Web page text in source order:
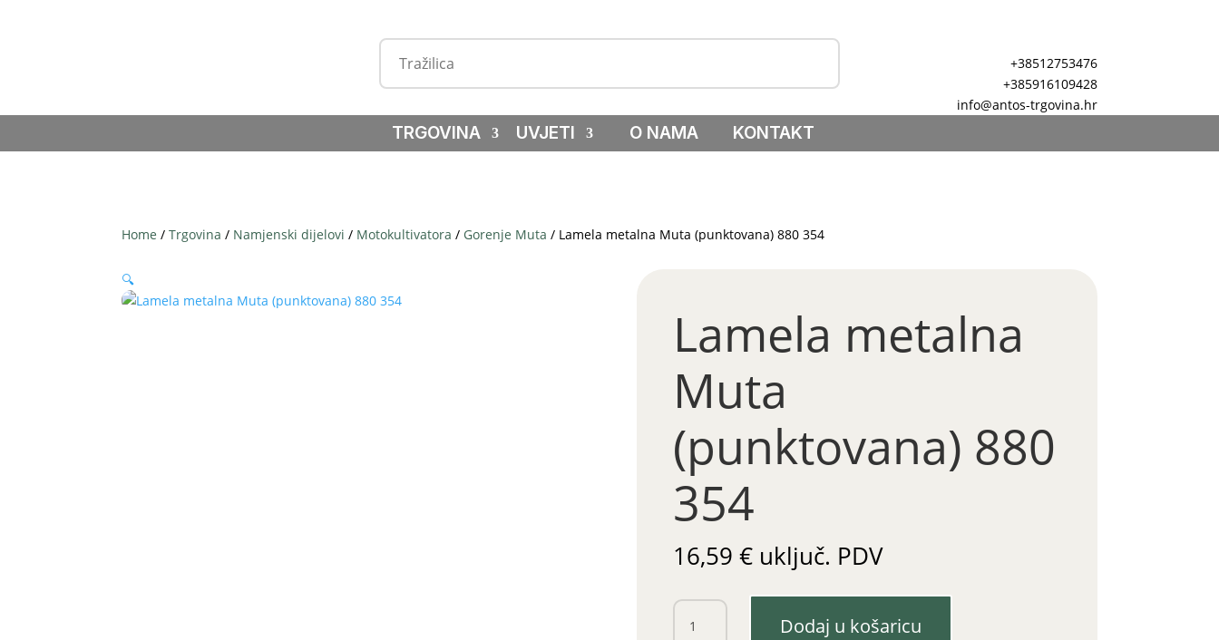
+38512753476
+385916109428
info@antos-trgovina.hr
TRGOVINA UVJETI O NAMA KONTAKT
Home /Trgovina / Namjenski dijelovi / Motokultivatora / Gorenje Muta / Lamela metalna Muta (punktovana) 880 354
🔍
Lamela metalna
Muta
(punktovana) 880
354
16,59 € uključ. PDV
Lamela
metalna
Dodaj u košaricu